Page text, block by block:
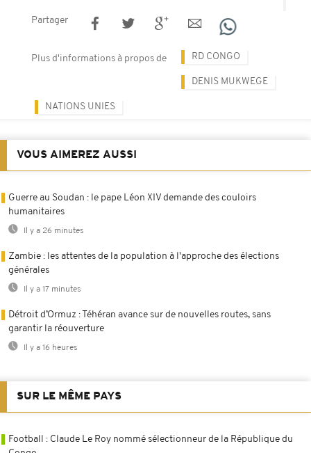
Partager
Plus d'informations à propos de RD CONGO
DENIS MUKWEGE
NATIONS UNIES
VOUS AIMEREZ AUSSI
Guerre au Soudan : le pape Léon XIV demande des couloirs
humanitaires
Il y a 26 minutes
Zambie : les attentes de la population à l'approche des élections
générales
Il y a 17 minutes
Détroit d’Ormuz : Téhéran avance sur de nouvelles routes, sans
garantir la réouverture
Il y a 16 heures
SUR LE MÊME PAYS
Football : Claude Le Roy nommé sélectionneur de la République du